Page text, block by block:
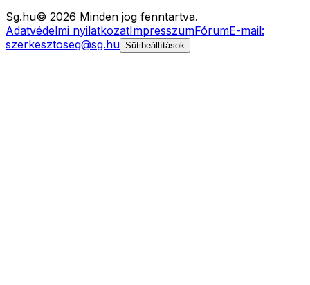
Sg.hu© 2026 Minden jog fenntartva.
Adatvédelmi nyilatkozatImpresszumFórumE-mail:
szerkesztoseg@sg.hu Sütibeállítások